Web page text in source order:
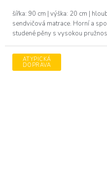
šířka: 90 cm | výška: 20 cm |
sendvičová matrace. Horní a
studené pěny s vysokou
ATYPICKÁ
DOPRAVA